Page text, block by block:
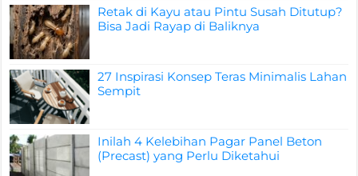
Retak di Kayu atau Pintu Susah Ditutup?
Bisa Jadi Rayap di Baliknya
27 Inspirasi Konsep Teras Minimalis Lahan
Sempit
Inilah 4 Kelebihan Pagar Panel Beton
(Precast) yang Perlu Diketahui